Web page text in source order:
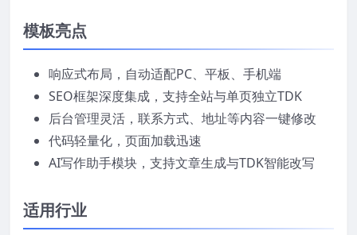
模板亮点
响应式布局，自动适配PC、平板、手机端
SEO框架深度集成，支持全站与单页独立TDK
后台管理灵活，联系方式、地址等内容一键修改
代码轻量化，页面加载迅速
AI写作助手模块，支持文章生成与TDK智能改写
适用行业